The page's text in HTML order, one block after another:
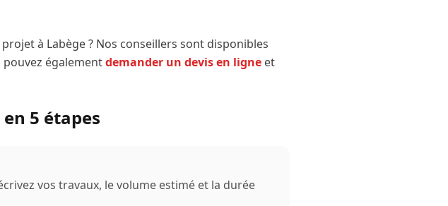
à Labège? Nos conseillers sont disponibles
égalementdemander un devis en ligne et
en 5 étapes
vos travaux, le volume estimé et la durée